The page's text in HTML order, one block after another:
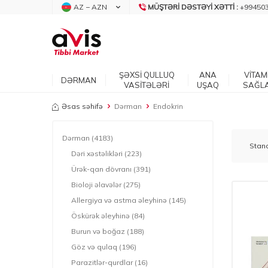
AZ − AZN MÜŞTƏRI DƏSTƏYI XƏTTI :
DƏRMAN
ŞƏXSİ QULLUQ
VASİTƏLƏRİ
ANA
UŞAQ
Əsas səhifə Dərman Endokrin
Dərman (4183)
Dəri xəstəlikləri (223)
Ürək-qan dövranı (391)
Bioloji əlavələr (275)
Allergiya və astma əleyhinə (145)
Öskürək əleyhinə (84)
Burun və boğaz (188)
Göz və qulaq (196)
Parazitlər-qurdlar (16)